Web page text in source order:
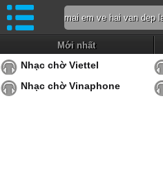
Mới nhất
Nhạc chờ Viettel
Nhạc chờ Vinaphone